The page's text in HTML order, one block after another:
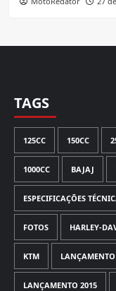
TAGS
125CC 150CC
1000CC BAJAJ
ESPECIFICAÇÕES
FOTOS HARLEY-
KTM
LANÇAMENTO 2015